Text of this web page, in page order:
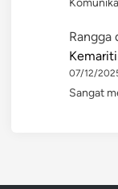
Rangga
07/12/
Sangat